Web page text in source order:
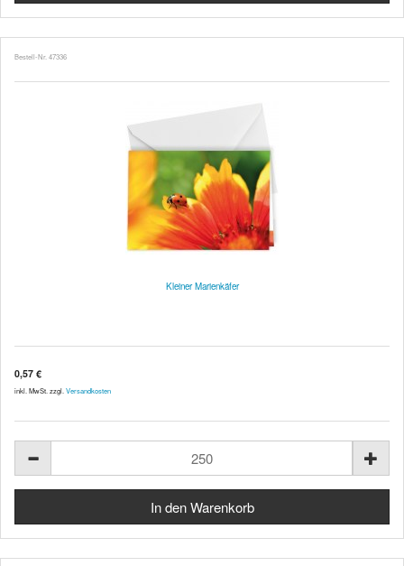
Bestell-Nr. 47336
Kleiner Marienkäfer
0,57 €
inkl. MwSt. zzgl. Versandkosten